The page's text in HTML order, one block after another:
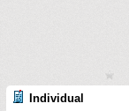
Individual